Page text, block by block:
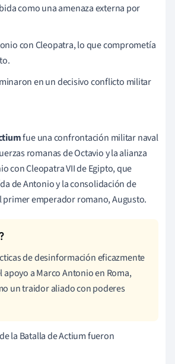
como una amenaza externa por
con Cleopatra, lo que comprometía
en un decisivo conflicto militar
fue una confrontación militar naval
romanas de Octavio y la alianza
con Cleopatra VII de Egipto, que
de Antonio y la consolidación de
primer emperador romano, Augusto.
de desinformación eficazmente
a Marco Antonio en Roma,
un traidor aliado con poderes
la Batalla de Actium fueron